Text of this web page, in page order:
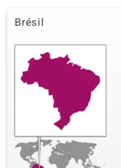
5,076 ct
Sertissage
Serti griffe
Brésil